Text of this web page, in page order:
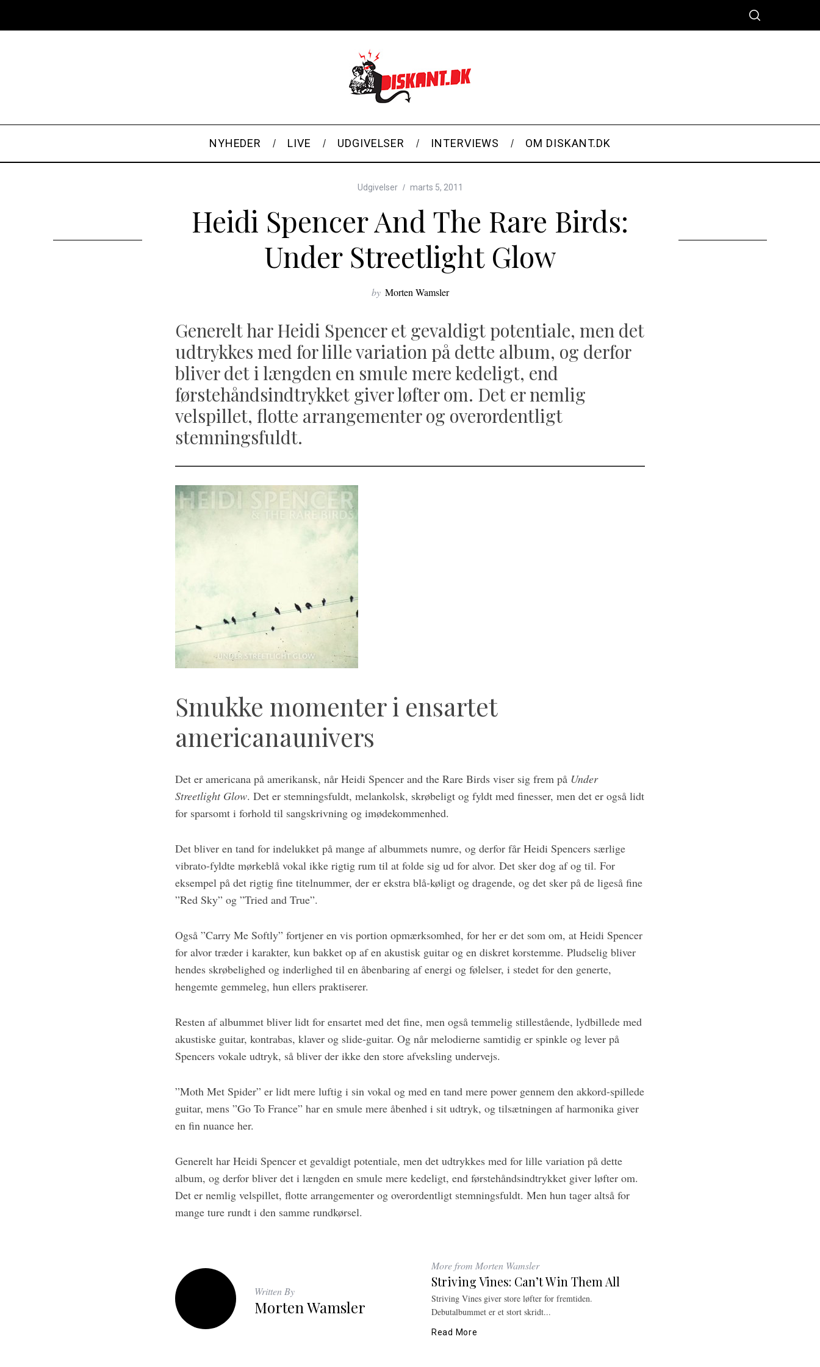
NYHEDER LIVE UDGIVELSER INTERVIEWS OM DISKANT.DK
Udgivelser marts 5, 2011
Heidi Spencer And The Rare Birds:
Under Streetlight Glow
by Morten Wamsler
Generelt har Heidi Spencer et gevaldigt potentiale, men det
udtrykkes med for lille variation på dette album, og derfor
bliver det i længden en smule mere kedeligt, end
førstehåndsindtrykket giver løfter om. Det er nemlig
velspillet, flotte arrangementer og overordentligt
stemningsfuldt.
Smukke momenter i ensartet
americanaunivers
Det er americana på amerikansk, når Heidi Spencer and the Rare Birds viser sig frem på Under
Streetlight Glow. Det er stemningsfuldt, melankolsk, skrøbeligt og fyldt med finesser, men det er også lidt
for sparsomt i forhold til sangskrivning og imødekommenhed.
Det bliver en tand for indelukket på mange af albummets numre, og derfor får Heidi Spencers særlige
vibrato-fyldte mørkeblå vokal ikke rigtig rum til at folde sig ud for alvor. Det sker dog af og til. For
eksempel på det rigtig fine titelnummer, der er ekstra blå-køligt og dragende, og det sker på de ligeså fine
”Red Sky” og ”Tried and True”.
Også ”Carry Me Softly” fortjener en vis portion opmærksomhed, for her er det som om, at Heidi Spencer
for alvor træder i karakter, kun bakket op af en akustisk guitar og en diskret korstemme. Pludselig bliver
hendes skrøbelighed og inderlighed til en åbenbaring af energi og følelser, i stedet for den generte,
hengemte gemmeleg, hun ellers praktiserer.
Resten af albummet bliver lidt for ensartet med det fine, men også temmelig stillestående, lydbillede med
akustiske guitar, kontrabas, klaver og slide-guitar. Og når melodierne samtidig er spinkle og lever på
Spencers vokale udtryk, så bliver der ikke den store afveksling undervejs.
”Moth Met Spider” er lidt mere luftig i sin vokal og med en tand mere power gennem den akkord-spillede
guitar, mens ”Go To France” har en smule mere åbenhed i sit udtryk, og tilsætningen af harmonika giver
en fin nuance her.
Generelt har Heidi Spencer et gevaldigt potentiale, men det udtrykkes med for lille variation på dette
album, og derfor bliver det i længden en smule mere kedeligt, end førstehåndsindtrykket giver løfter om.
Det er nemlig velspillet, flotte arrangementer og overordentligt stemningsfuldt. Men hun tager altså for
mange ture rundt i den samme rundkørsel.
Written By
Morten Wamsler
More from Morten Wamsler
Striving Vines: Can’t Win Them All
Striving Vines giver store løfter for fremtiden.
Debutalbummet er et stort skridt...
Read More